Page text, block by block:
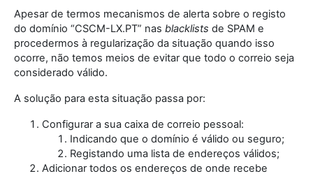
Apesar de termos mecanismos de alerta sobre o registo
do domínio “CSCM-LX.PT” nas blacklists de SPAM e
procedermos à regularização da situação quando isso
ocorre, não temos meios de evitar que todo o correio seja
considerado válido.
A solução para esta situação passa por:
Configurar a sua caixa de correio pessoal:
Indicando que o domínio é válido ou seguro;
Registando uma lista de endereços válidos;
Adicionar todos os endereços de onde recebe